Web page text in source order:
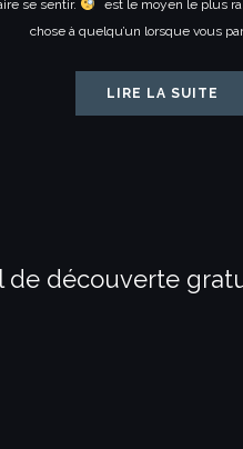
se sentir.
est le moyen le plus
chose à quelqu’un lorsque vous
LIRE LA SUITE
de découverte